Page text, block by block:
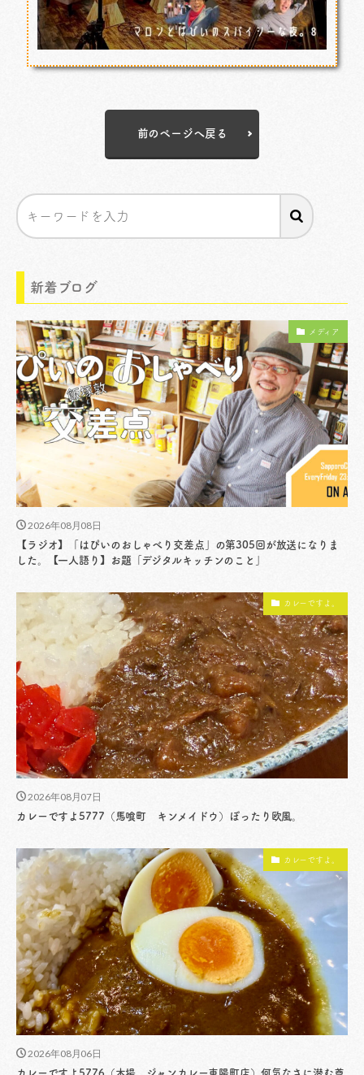
前のページへ戻る
新着ブログ
メディア
2026年08月08日
【ラジオ】「はぴいのおしゃべり交差点」の第305回が放送になりま
した。【一人語り】お題「デジタルキッチンのこと」
カレーですよ。
2026年08月07日
カレーですよ5777（馬喰町 キンメイドウ）ぽったり欧風。
カレーですよ。
2026年08月06日
カレーですよ5776（木場 ジャンカレー東陽町店）何気なさに潜む尊